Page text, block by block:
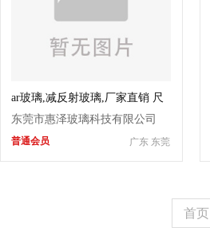
ar玻璃,减反射玻璃,厂家直销 尺
寸定制
东莞市惠泽玻璃科技有限公司
广东 东莞
普通会员
首页